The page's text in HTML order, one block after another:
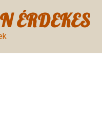
ÉRDEKES